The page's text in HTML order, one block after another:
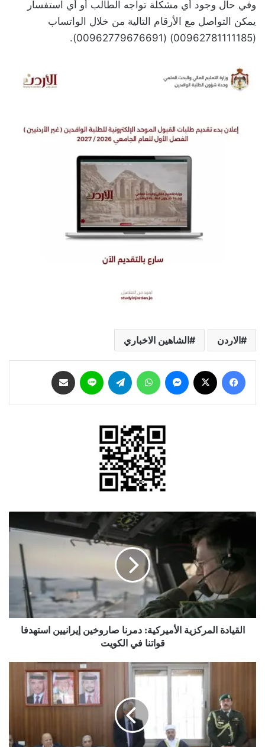
وفي حال وجود أي مشكلة تواجه الطالب أو أي استفسار
يمكن التواصل مع الأرقام التالية من خلال الواتساب
(00962781111185) (00962779676691).
الاردن الشاهين الاخباري
فيسبوك ماسنجر واتساب تيلقرام لاين
القيادة
الأميركية:
استهدفا
في
الكويتالقيادة المركزية الأميركية: دمرنا صاروخين إيرانيين استهدفا
قواتنا في الكويت
العهد..
العيسوي
يعزي